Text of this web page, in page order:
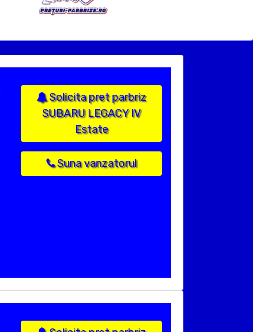
Solicita pret parbriz
SUBARU LEGACY IV
Estate
Suna vanzatorul